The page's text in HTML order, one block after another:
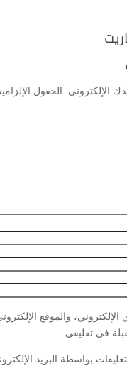
الإلكتروني. الحقول
والموقع
في تعليقي.
بواسطة البريد